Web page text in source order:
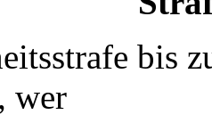
bis
wer